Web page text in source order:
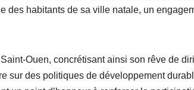
des habitants de sa ville natale, un
Ouen, concrétisant ainsi son rêve de
sur des politiques de développement